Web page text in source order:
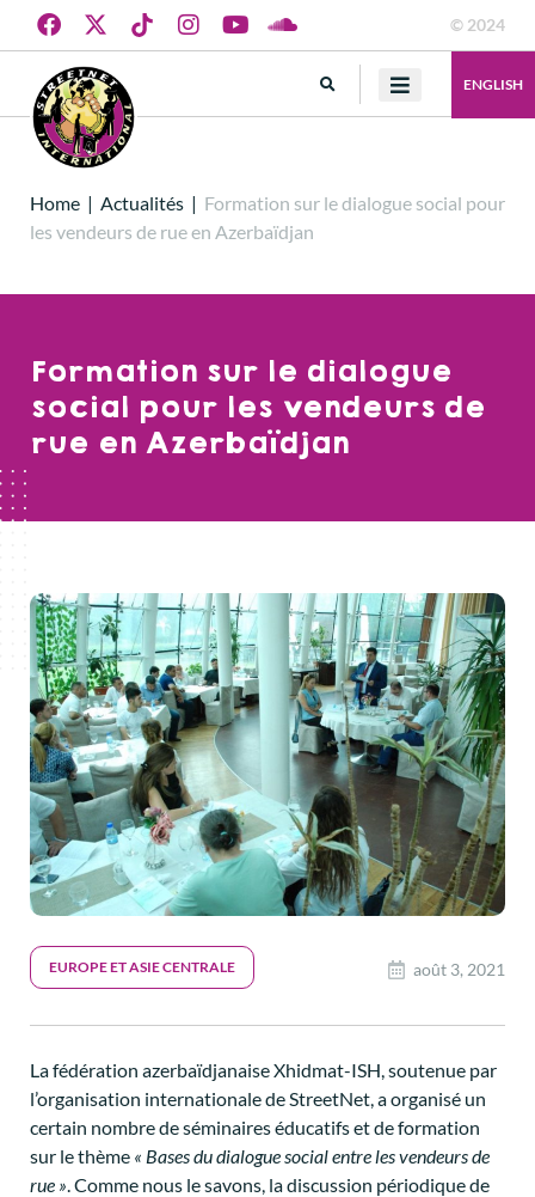
© 2024
ENGLISH
Home | Actualités | Formation sur le dialogue social pour
les vendeurs de rue en Azerbaïdjan
Formation sur le dialogue
social pour les vendeurs de
rue en Azerbaïdjan
EUROPE ET ASIE CENTRALE août 3, 2021
La fédération azerbaïdjanaise Xhidmat-ISH, soutenue par
l’organisation internationale de StreetNet, a organisé un
certain nombre de séminaires éducatifs et de formation
sur le thème « Bases du dialogue social entre les vendeurs de
rue ». Comme nous le savons, la discussion périodique de